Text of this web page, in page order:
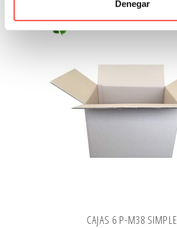
Denegar
CAJAS 6 P-M38 SIMPLE